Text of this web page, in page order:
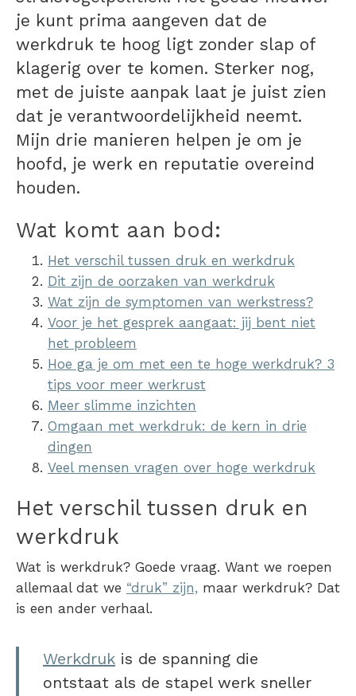
je kunt prima aangeven dat de
werkdruk te hoog ligt zonder slap of
klagerig over te komen. Sterker nog,
met de juiste aanpak laat je juist zien
dat je verantwoordelijkheid neemt.
Mijn drie manieren helpen je om je
hoofd, je werk en reputatie overeind
houden.
Wat komt aan bod:
Het verschil tussen druk en werkdruk
Dit zijn de oorzaken van werkdruk
Wat zijn de symptomen van werkstress?
Voor je het gesprek aangaat: jij bent niet
het probleem
Hoe ga je om met een te hoge werkdruk? 3
tips voor meer werkrust
Meer slimme inzichten
Omgaan met werkdruk: de kern in drie
dingen
Veel mensen vragen over hoge werkdruk
Het verschil tussen druk en
werkdruk
Wat is werkdruk? Goede vraag. Want we roepen
allemaal dat we “druk” zijn, maar werkdruk? Dat
is een ander verhaal.
Werkdruk is de spanning die
ontstaat als de stapel werk sneller